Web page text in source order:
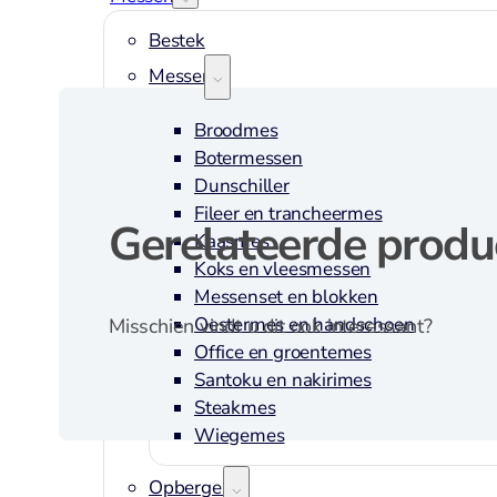
Bestek
Messen
Broodmes
Botermessen
Dunschiller
Fileer en trancheermes
Kaasmes
Koks en vleesmessen
Messenset en blokken
Oestermes en handschoen
Office en groentemes
Santoku en nakirimes
Steakmes
Wiegemes
Opbergen
Gerelateerde
Misschien vindt u dit ook interessant?